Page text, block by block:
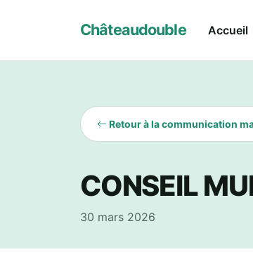
Châteaudouble Accueil
Retour à la communication
CONSEIL
30 mars 2026